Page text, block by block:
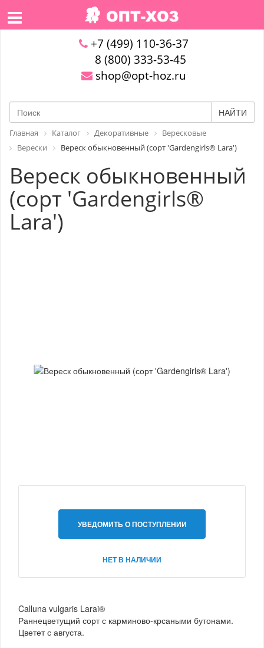
+7 (499) 110-36-37
8 (800) 333-53-45
shop@opt-hoz.ru
НАЙТИ
Главная Каталог Декоративные
Вересковые
Верески
Вереск обыкновенный (сорт 'Gardengirls® Lara')
Вереск обыкновенный
(сорт 'Gardengirls®
Lara')
УВЕДОМИТЬ О ПОСТУПЛЕНИИ
НЕТ В НАЛИЧИИ
Calluna vulgaris Larai®
Раннецветущий сорт с карминово-крсаными бутонами.
Цветет с августа.